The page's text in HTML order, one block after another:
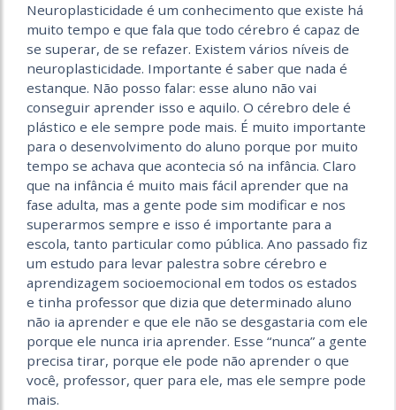
Neuroplasticidade é um conhecimento que existe há
muito tempo e que fala que todo cérebro é capaz de
se superar, de se refazer. Existem vários níveis de
neuroplasticidade. Importante é saber que nada é
estanque. Não posso falar: esse aluno não vai
conseguir aprender isso e aquilo. O cérebro dele é
plástico e ele sempre pode mais. É muito importante
para o desenvolvimento do aluno porque por muito
tempo se achava que acontecia só na infância. Claro
que na infância é muito mais fácil aprender que na
fase adulta, mas a gente pode sim modificar e nos
superarmos sempre e isso é importante para a
escola, tanto particular como pública. Ano passado fiz
um estudo para levar palestra sobre cérebro e
aprendizagem socioemocional em todos os estados
e tinha professor que dizia que determinado aluno
não ia aprender e que ele não se desgastaria com ele
porque ele nunca iria aprender. Esse “nunca” a gente
precisa tirar, porque ele pode não aprender o que
você, professor, quer para ele, mas ele sempre pode
mais.